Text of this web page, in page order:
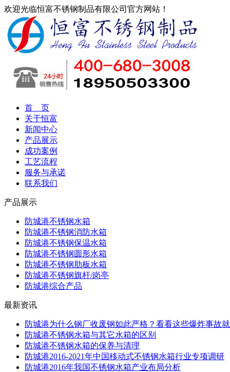
欢迎光临恒富不锈钢制品有限公司官方网站！
首 页
关于恒富
新闻中心
产品展示
成功案例
工艺流程
服务与承诺
联系我们
产品展示
防城港不锈钢水箱
防城港不锈钢消防水箱
防城港不锈钢保温水箱
防城港不锈钢圆形水箱
防城港不锈钢肋板水箱
防城港不锈钢旗杆/岗亭
防城港综合产品
最新资讯
防城港为什么钢厂收废钢如此严格？看看这些爆炸事故
防城港不锈钢水箱与其它水箱的区别
防城港不锈钢水箱的保养与清理
防城港2016-2021年中国移动式不锈钢水箱行业专项调研
防城港2016年我国不锈钢水箱产业布局分析